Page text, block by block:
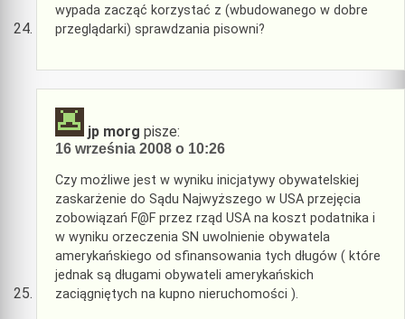
wypada zacząć korzystać z (wbudowanego w dobre
przeglądarki) sprawdzania pisowni?
jp morg pisze:
16 września 2008 o 10:26
Czy możliwe jest w wyniku inicjatywy obywatelskiej
zaskarżenie do Sądu Najwyższego w USA przejęcia
zobowiązań F@F przez rząd USA na koszt podatnika i
w wyniku orzeczenia SN uwolnienie obywatela
amerykańskiego od sfinansowania tych długów ( które
jednak są długami obywateli amerykańskich
zaciągniętych na kupno nieruchomości ).